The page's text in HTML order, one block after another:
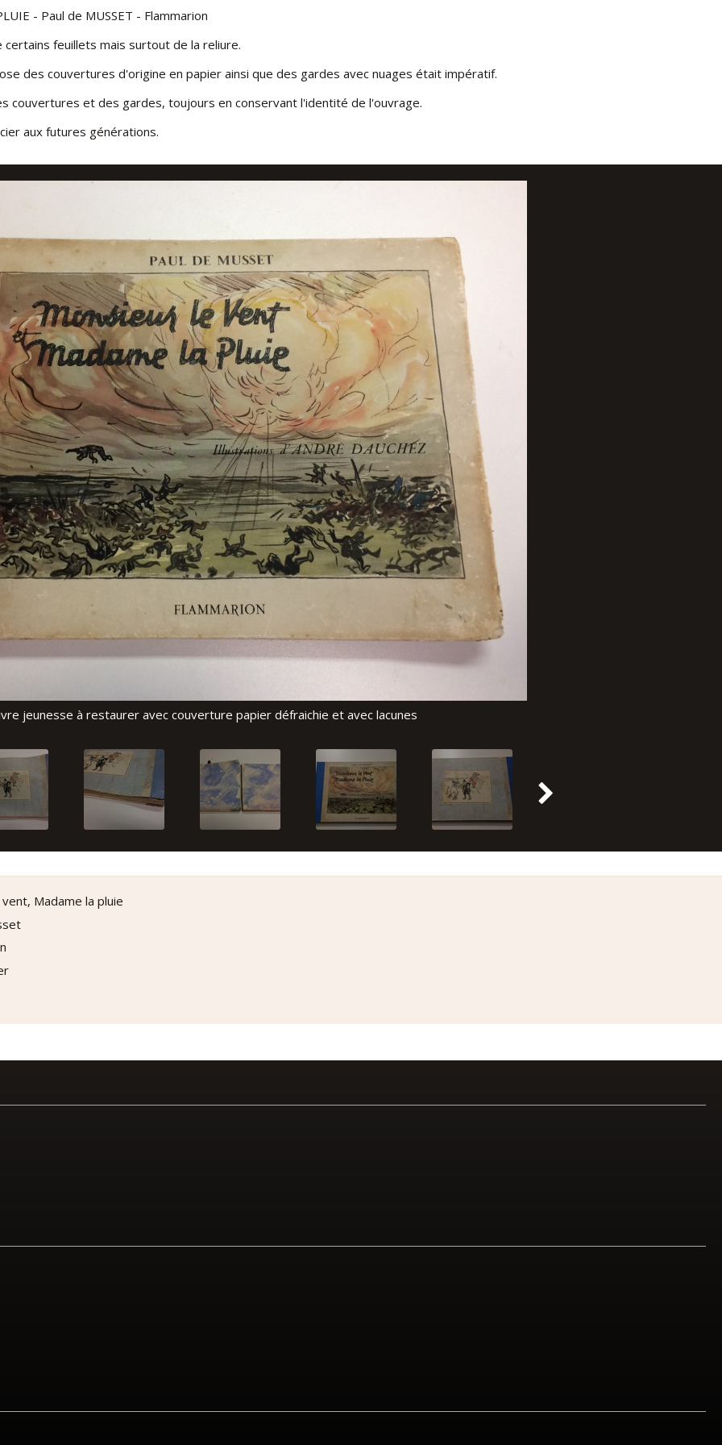
- Paul de MUSSET - Flammarion
feuillets mais surtout de la reliure.
des couvertures d'origine en papier ainsi que des gardes avec nuages était impératif.
couvertures et des gardes, toujours en conservant l'identité de l'ouvrage.
aux futures générations.
jeunesse à restaurer avec couverture papier défraichie et avec lacunes
jeunesse à restaurer avec couverture papier défraichie et avec lacunes
AVANT : Détail du dos papier
Madame la pluie